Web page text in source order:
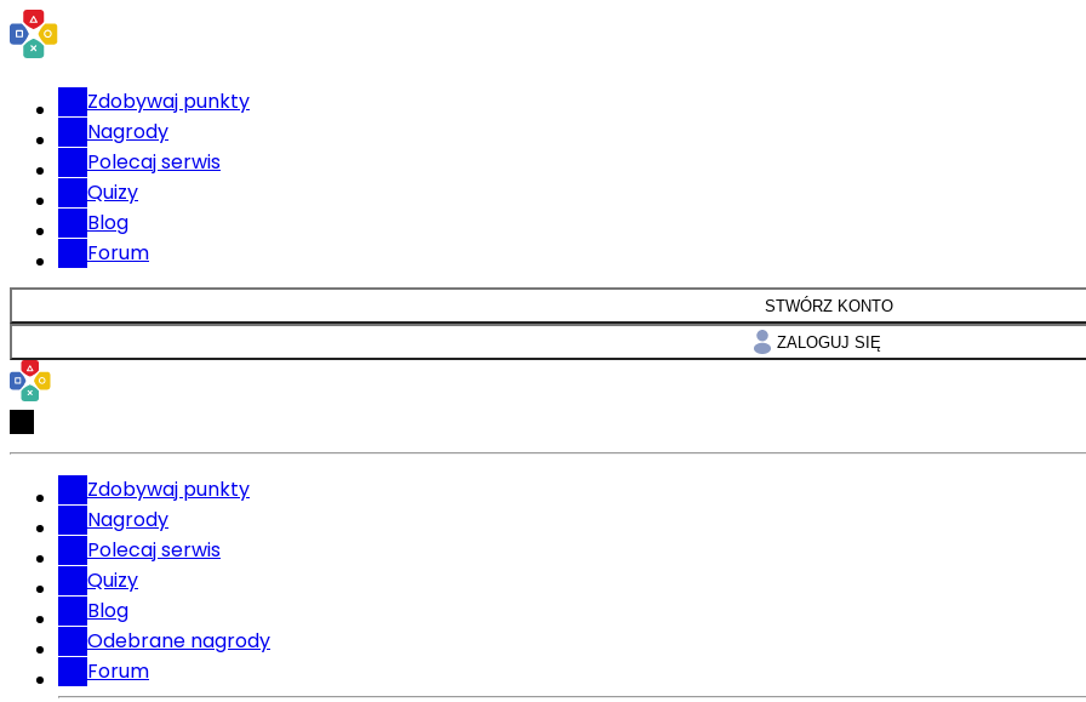
Zdobywaj punkty
Nagrody
Polecaj serwis
Quizy
Blog
Forum
STWÓRZ KONTO
ZALOGUJ SIĘ
Zdobywaj punkty
Nagrody
Polecaj serwis
Quizy
Blog
Odebrane nagrody
Forum